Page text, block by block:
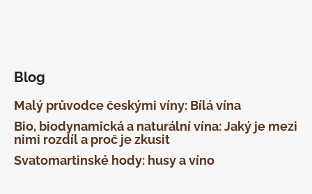
Blog
Malý průvodce českými víny: Bílá vína
Bio, biodynamická a naturální vína: Jaký je mezi
nimi rozdíl a proč je zkusit
Svatomartinské hody: husy a víno